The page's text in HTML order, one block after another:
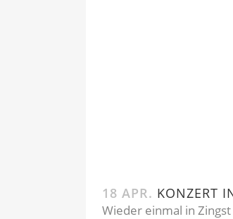
18 APR. KONZERT
Wieder einmal in